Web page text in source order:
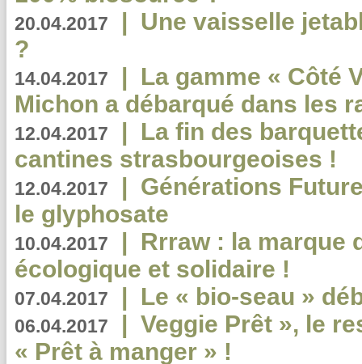
20.04.2017 | Une vaisselle
?
14.04.2017 | La gamme « Côté
Michon a débarqué dans les
12.04.2017 | La fin des
cantines strasbourgeoises !
12.04.2017 | Générations
le glyphosate
10.04.2017 | Rrraw : la marque
écologique et solidaire !
07.04.2017 | Le « bio-seau »
06.04.2017 | Veggie Prêt », le
« Prêt à manger » !